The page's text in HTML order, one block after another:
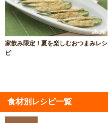
家飲み限定！夏を楽しむおつまみレシ
ピ
食材別レシピ一覧